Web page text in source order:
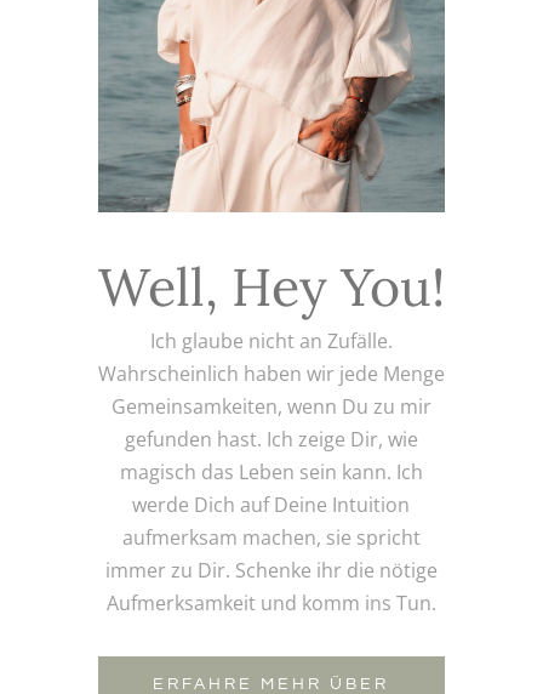
Well, Hey You!
Ich glaube nicht an Zufälle.
Wahrscheinlich haben wir jede Menge
Gemeinsamkeiten, wenn Du zu mir
gefunden hast. Ich zeige Dir, wie
magisch das Leben sein kann. Ich
werde Dich auf Deine Intuition
aufmerksam machen, sie spricht
immer zu Dir. Schenke ihr die nötige
Aufmerksamkeit und komm ins Tun.
ERFAHRE MEHR ÜBER